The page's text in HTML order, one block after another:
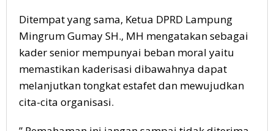
Ditempat yang sama, Ketua DPRD Lampung
Mingrum Gumay SH., MH mengatakan sebagai
kader senior mempunyai beban moral yaitu
memastikan kaderisasi dibawahnya dapat
melanjutkan tongkat estafet dan mewujudkan
cita-cita organisasi.